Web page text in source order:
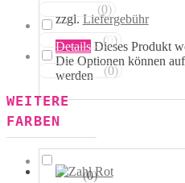
zzgl. Liefergebühr
Details Dieses Produkt
Die Optionen können
werden
(0)
Blau Weiss ( )
Mehrfarbig (0)
WEITERE
FARBEN
Kristall (0)